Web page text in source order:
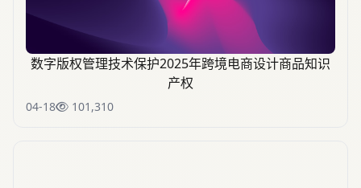
数字版权管理技术保护2025年跨境电商设计商品知识
产权
04-18 101,310